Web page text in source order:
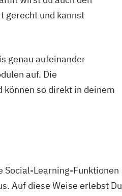
gerecht und kannst
genau aufeinander
auf. Die
so direkt in deinem
Learning-Funktionen
Auf diese Weise erlebst Du